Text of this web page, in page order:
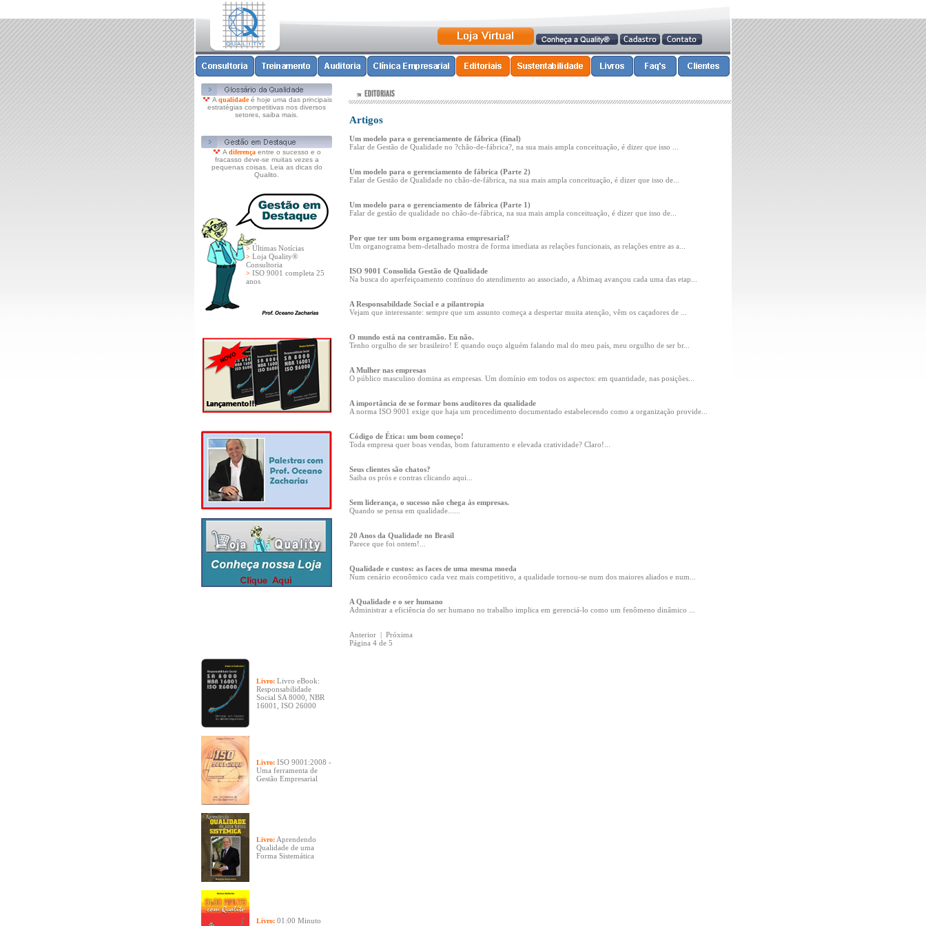
A qualidadeé hoje uma das principais
estratégias competitivas nos diversos
setores, saiba mais.
A diferença entre o sucesso e o
fracasso deve-se muitas vezes a
pequenas coisas. Leia as dicas do
Qualito.
> Últimas Notícias
> Loja Quality®
Consultoria
> ISO 9001 completa 25
anos
Livro: Livro eBook:
Responsabilidade
Social SA 8000, NBR
16001, ISO 26000
Livro: ISO 9001:2008 -
Uma ferramenta de
Gestão Empresarial
Livro: Aprendendo
Qualidade de uma
Forma Sistemática
Livro: 01:00 Minuto
Artigos
Um modelo para o gerenciamento de fábrica (final)
Falar de Gestão de Qualidade no ?chão-de-fábrica?, na sua mais ampla conceituação, é dizer que isso ...
Um modelo para o gerenciamento de fábrica (Parte 2)
Falar de Gestão de Qualidade no chão-de-fábrica, na sua mais ampla conceituação, é dizer que isso de...
Um modelo para o gerenciamento de fábrica (Parte 1)
Falar de gestão de qualidade no chão-de-fábrica, na sua mais ampla conceituação, é dizer que isso de...
Por que ter um bom organograma empresarial?
Um organograma bem-detalhado mostra de forma imediata as relações funcionais, as relações entre as a...
ISO 9001 Consolida Gestão de Qualidade
Na busca do aperfeiçoamento contínuo do atendimento ao associado, a Abimaq avançou cada uma das etap...
A Responsabildade Social e a pilantropia
Vejam que interessante: sempre que um assunto começa a despertar muita atenção, vêm os caçadores de ...
O mundo está na contramão. Eu não.
Tenho orgulho de ser brasileiro! E quando ouço alguém falando mal do meu país, meu orgulho de ser br...
A Mulher nas empresas
O público masculino domina as empresas. Um domínio em todos os aspectos: em quantidade, nas posições...
A importância de se formar bons auditores da qualidade
A norma ISO 9001 exige que haja um procedimento documentado estabelecendo como a organização provide...
Código de Ética: um bom começo!
Toda empresa quer boas vendas, bom faturamento e elevada cratividade? Claro!...
Seus clientes são chatos?
Saiba os prós e contras clicando aqui...
Sem liderança, o sucesso não chega às empresas.
Quando se pensa em qualidade......
20 Anos da Qualidade no Brasil
Parece que foi ontem!...
Qualidade e custos: as faces de uma mesma moeda
Num cenário econômico cada vez mais competitivo, a qualidade tornou-se num dos maiores aliados e num...
A Qualidade e o ser humano
Administrar a eficiência do ser humano no trabalho implica em gerenciá-lo como um fenômeno dinâmico ...
Anterior | Próxima
Página 4 de 5